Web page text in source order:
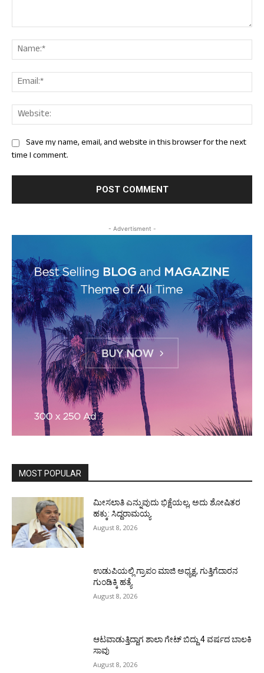
Save my name, email, and website in this browser for the next
time I comment.
- Advertisment -
MOST POPULAR
ಮೀಸಲಾತಿ ಎನ್ನುವುದು ಭಿಕ್ಷೆಯಲ್ಲ, ಅದು ಶೋಷಿತರ
ಹಕ್ಕು: ಸಿದ್ದರಾಮಯ್ಯ
August 8, 2026
ಉಡುಪಿಯಲ್ಲಿ ಗ್ರಾಪಂ ಮಾಜಿ ಅಧ್ಯಕ್ಷ, ಗುತ್ತಿಗೆದಾರನ
ಗುಂಡಿಕ್ಕಿ ಹತ್ಯೆ
August 8, 2026
ಆಟವಾಡುತ್ತಿದ್ದಾಗ ಶಾಲಾ ಗೇಟ್‌ ಬಿದ್ದು 4 ವರ್ಷದ ಬಾಲಕಿ
ಸಾವು
August 8, 2026